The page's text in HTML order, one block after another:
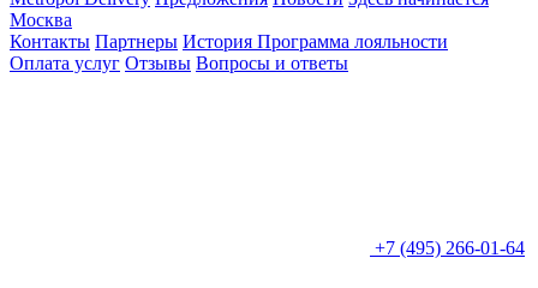
Москва
Контакты Партнеры История Программа лояльности
Оплата услуг Отзывы Вопросы и ответы
+7 (495) 266-01-64